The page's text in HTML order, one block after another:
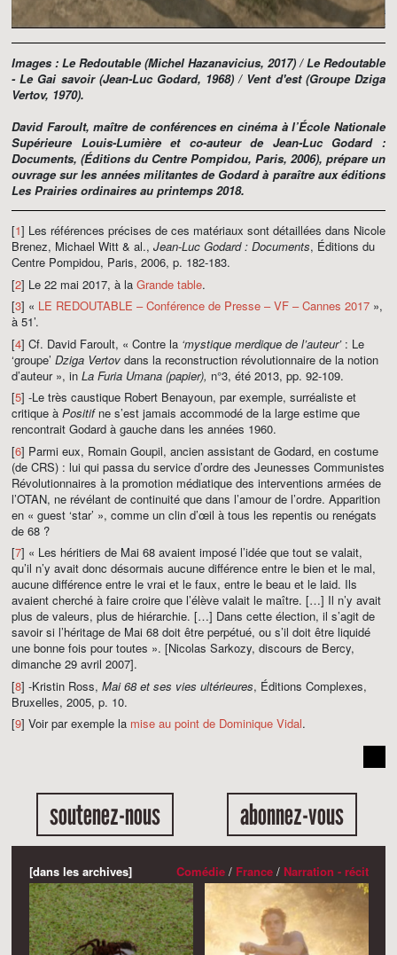
Images : Le Redoutable (Michel Hazanavicius, 2017) /Le Redoutable
-Le Gai savoir(Jean-Luc Godard, 1968) / Vent d'est(Groupe Dziga
Vertov, 1970).
David Faroult, maître de conférences en cinéma à l’École Nationale
Supérieure Louis-Lumière et co-auteur de Jean-Luc Godard :
Documents, (Éditions du Centre Pompidou, Paris, 2006), prépare un
ouvrage sur les années militantes de Godard à paraître aux éditions
Les Prairies ordinaires au printemps 2018.
[1] Les références précises de ces matériaux sont détaillées dans Nicole
Brenez, Michael Witt & al., Jean-Luc Godard : Documents, Éditions du
Centre Pompidou, Paris, 2006, p. 182-183.
[2] Le 22 mai 2017, à la Grande table.
[3] « LE REDOUTABLE – Conférence de Presse – VF – Cannes 2017 »,
à 51’.
[4] Cf. David Faroult, « Contre la ‘mystique merdique de l’auteur’: Le
‘groupe’ Dziga Vertov dans la reconstruction révolutionnaire de la notion
d’auteur », in La Furia Umana (papier), n°3, été 2013, pp. 92-109.
[5] -Le très caustique Robert Benayoun, par exemple, surréaliste et
critique à Positifne s’est jamais accommodé de la large estime que
rencontrait Godard à gauche dans les années 1960.
[6] Parmi eux, Romain Goupil, ancien assistant de Godard, en costume
(de CRS) : lui qui passa du service d’ordre des Jeunesses Communistes
Révolutionnaires à la promotion médiatique des interventions armées de
l’OTAN, ne révélant de continuité que dans l’amour de l’ordre. Apparition
en « guest ‘star’ », comme un clin d’œil à tous les repentis ou renégats
de 68 ?
[7] « Les héritiers de Mai 68 avaient imposé l’idée que tout se valait,
qu’il n’y avait donc désormais aucune différence entre le bien et le mal,
aucune différence entre le vrai et le faux, entre le beau et le laid. Ils
avaient cherché à faire croire que l’élève valait le maître. […] Il n’y avait
plus de valeurs, plus de hiérarchie. […] Dans cette élection, il s’agit de
savoir si l’héritage de Mai 68 doit être perpétué, ou s’il doit être liquidé
une bonne fois pour toutes ». [Nicolas Sarkozy, discours de Bercy,
dimanche 29 avril 2007].
[8] -Kristin Ross, Mai 68 et ses vies ultérieures, Éditions Complexes,
Bruxelles, 2005, p. 10.
[9] Voir par exemple la mise au point de Dominique Vidal.
soutenez-nous abonnez-vous
[dans les archives] Comédie/ France/ Narration - récit